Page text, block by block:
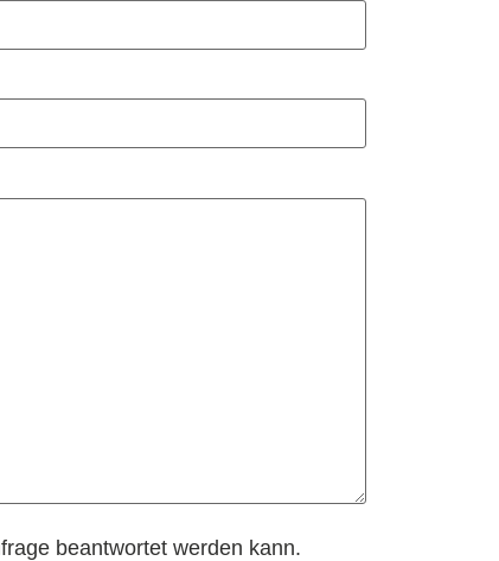
beantwortet werden kann.